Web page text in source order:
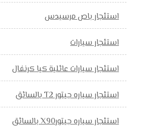
استئجار باص مرسيدس
استئجار سيارات
استئجار سيارات عائلية كيا كرنفال
استئجار سياره جيتور T2 بالسائق
استئجار سياره جيتورX90 بالسائق